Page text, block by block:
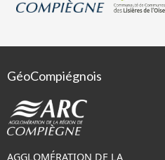
GéoCompiégnois
AGGLOMÉRATION DE LA